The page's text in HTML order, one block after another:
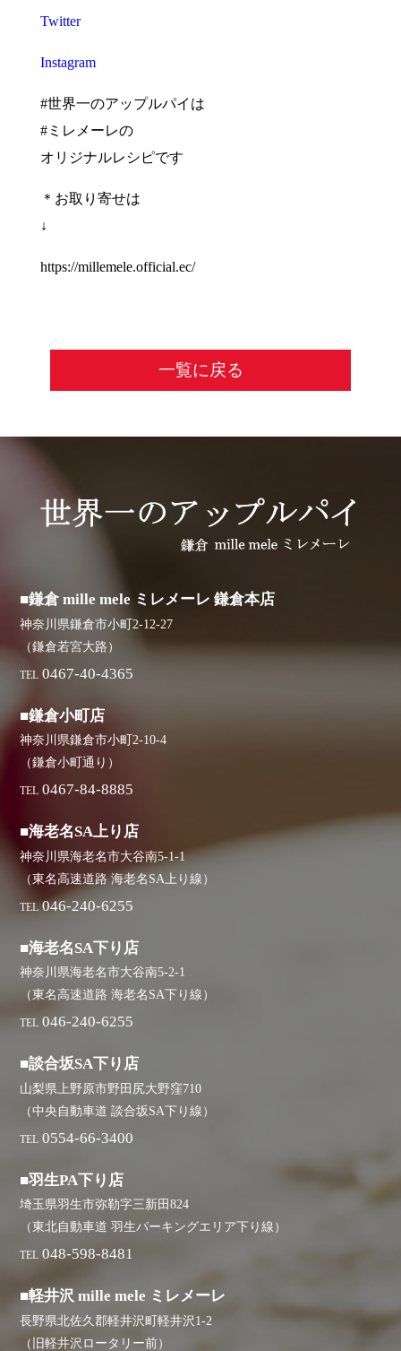
Twitter
Instagram
#世界一のアップルパイは
#ミレメーレの
オリジナルレシピです
＊お取り寄せは
↓
https://millemele.official.ec/
一覧に戻る
■鎌倉 mille mele ミレメーレ 鎌倉本店
神奈川県鎌倉市小町2-12-27
（鎌倉若宮大路）
TEL 0467-40-4365
■鎌倉小町店
神奈川県鎌倉市小町2-10-4
（鎌倉小町通り）
TEL 0467-84-8885
■海老名SA上り店
神奈川県海老名市大谷南5-1-1
（東名高速道路 海老名SA上り線）
TEL 046-240-6255
■海老名SA下り店
神奈川県海老名市大谷南5-2-1
（東名高速道路 海老名SA下り線）
TEL 046-240-6255
■談合坂SA下り店
山梨県上野原市野田尻大野窪710
（中央自動車道 談合坂SA下り線）
TEL 0554-66-3400
■羽生PA下り店
埼玉県羽生市弥勒字三新田824
（東北自動車道 羽生パーキングエリア下り線）
TEL 048-598-8481
■軽井沢 mille mele ミレメーレ
長野県北佐久郡軽井沢町軽井沢1-2
（旧軽井沢ロータリー前）